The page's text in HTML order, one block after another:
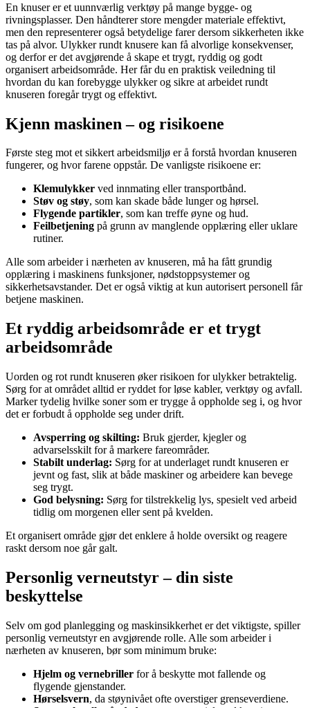
En knuser er et uunnværlig verktøy på mange bygge- og
rivningsplasser. Den håndterer store mengder materiale effektivt,
men den representerer også betydelige farer dersom sikkerheten ikke
tas på alvor. Ulykker rundt knusere kan få alvorlige konsekvenser,
og derfor er det avgjørende å skape et trygt, ryddig og godt
organisert arbeidsområde. Her får du en praktisk veiledning til
hvordan du kan forebygge ulykker og sikre at arbeidet rundt
knuseren foregår trygt og effektivt.
Kjenn maskinen – og risikoene
Første steg mot et sikkert arbeidsmiljø er å forstå hvordan knuseren
fungerer, og hvor farene oppstår. De vanligste risikoene er:
Klemulykker ved innmating eller transportbånd.
Støv og støy, som kan skade både lunger og hørsel.
Flygende partikler, som kan treffe øyne og hud.
Feilbetjening på grunn av manglende opplæring eller uklare
rutiner.
Alle som arbeider i nærheten av knuseren, må ha fått grundig
opplæring i maskinens funksjoner, nødstoppsystemer og
sikkerhetsavstander. Det er også viktig at kun autorisert personell får
betjene maskinen.
Et ryddig arbeidsområde er et trygt
arbeidsområde
Uorden og rot rundt knuseren øker risikoen for ulykker betraktelig.
Sørg for at området alltid er ryddet for løse kabler, verktøy og avfall.
Marker tydelig hvilke soner som er trygge å oppholde seg i, og hvor
det er forbudt å oppholde seg under drift.
Avsperring og skilting: Bruk gjerder, kjegler og
advarselsskilt for å markere fareområder.
Stabilt underlag: Sørg for at underlaget rundt knuseren er
jevnt og fast, slik at både maskiner og arbeidere kan bevege
seg trygt.
God belysning: Sørg for tilstrekkelig lys, spesielt ved arbeid
tidlig om morgenen eller sent på kvelden.
Et organisert område gjør det enklere å holde oversikt og reagere
raskt dersom noe går galt.
Personlig verneutstyr – din siste
beskyttelse
Selv om god planlegging og maskinsikkerhet er det viktigste, spiller
personlig verneutstyr en avgjørende rolle. Alle som arbeider i
nærheten av knuseren, bør som minimum bruke:
Hjelm og vernebriller for å beskytte mot fallende og
flygende gjenstander.
Hørselsvern, da støynivået ofte overstiger grenseverdiene.